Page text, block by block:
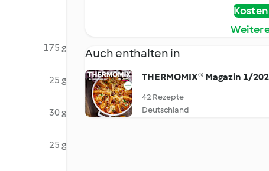
175 g
25 g
30 g
25 g
Auch enthalten in
THERMOMIX® Magazin 1/
42 Rezepte
Deutschland